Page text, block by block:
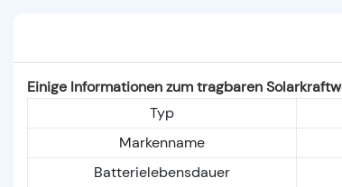
Einige Informationen zum tragbaren
Typ
Markenname
Batterielebensdauer